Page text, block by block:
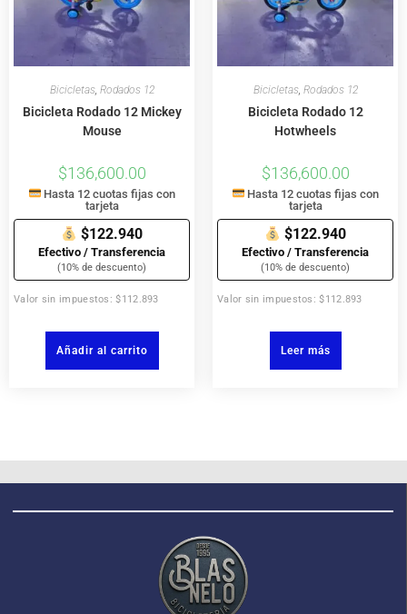
Bicicletas, Rodados 12
Bicicleta Rodado 12 Mickey
Mouse
$136,600.00
Hasta 12 cuotas fijas con
tarjeta
$122.940
Efectivo / Transferencia
(10% de descuento)
Valor sin impuestos: $112.893
Añadir al carrito
Bicicletas, Rodados 12
Bicicleta Rodado 12
Hotwheels
$136,600.00
Hasta 12 cuotas fijas con
tarjeta
$122.940
Efectivo / Transferencia
(10% de descuento)
Valor sin impuestos: $112.893
Leer más